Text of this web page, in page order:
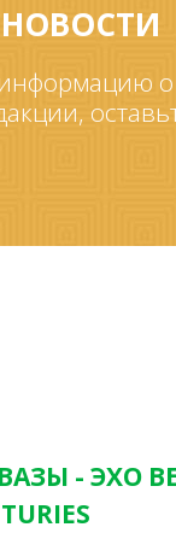
- ЭХО